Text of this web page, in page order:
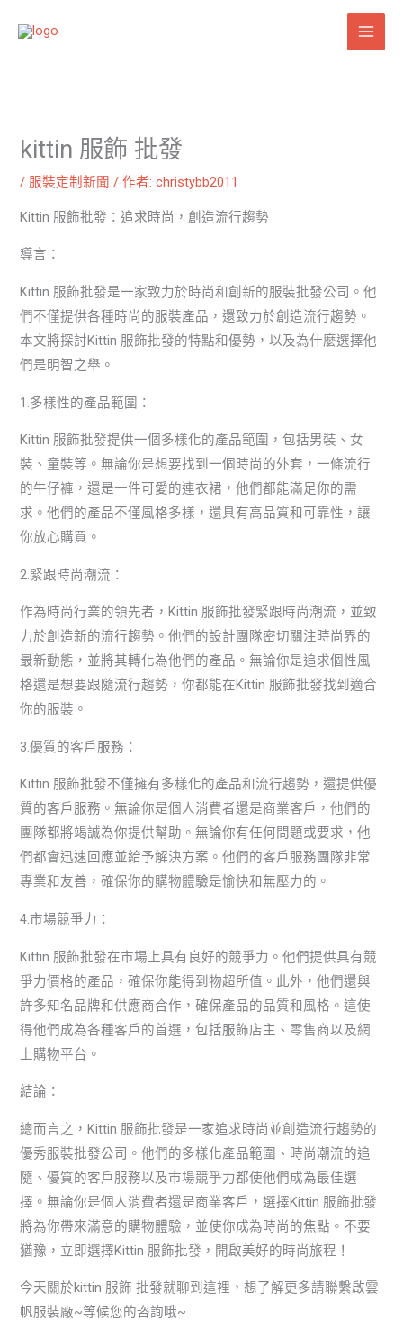
kittin 服飾 批發
/ 服裝定制新聞 / 作者:christybb2011
Kittin 服飾批發：追求時尚，創造流行趨勢
導言：
Kittin 服飾批發是一家致力於時尚和創新的服裝批發公司。他
們不僅提供各種時尚的服裝產品，還致力於創造流行趨勢。
本文將探討Kittin 服飾批發的特點和優勢，以及為什麼選擇他
們是明智之舉。
1.多樣性的產品範圍：
Kittin 服飾批發提供一個多樣化的產品範圍，包括男裝、女
裝、童裝等。無論你是想要找到一個時尚的外套，一條流行
的牛仔褲，還是一件可愛的連衣裙，他們都能滿足你的需
求。他們的產品不僅風格多樣，還具有高品質和可靠性，讓
你放心購買。
2.緊跟時尚潮流：
作為時尚行業的領先者，Kittin 服飾批發緊跟時尚潮流，並致
力於創造新的流行趨勢。他們的設計團隊密切關注時尚界的
最新動態，並將其轉化為他們的產品。無論你是追求個性風
格還是想要跟隨流行趨勢，你都能在Kittin 服飾批發找到適合
你的服裝。
3.優質的客戶服務：
Kittin 服飾批發不僅擁有多樣化的產品和流行趨勢，還提供優
質的客戶服務。無論你是個人消費者還是商業客戶，他們的
團隊都將竭誠為你提供幫助。無論你有任何問題或要求，他
們都會迅速回應並給予解決方案。他們的客戶服務團隊非常
專業和友善，確保你的購物體驗是愉快和無壓力的。
4.市場競爭力：
Kittin 服飾批發在市場上具有良好的競爭力。他們提供具有競
爭力價格的產品，確保你能得到物超所值。此外，他們還與
許多知名品牌和供應商合作，確保產品的品質和風格。這使
得他們成為各種客戶的首選，包括服飾店主、零售商以及網
上購物平台。
結論：
總而言之，Kittin 服飾批發是一家追求時尚並創造流行趨勢的
優秀服裝批發公司。他們的多樣化產品範圍、時尚潮流的追
隨、優質的客戶服務以及市場競爭力都使他們成為最佳選
擇。無論你是個人消費者還是商業客戶，選擇Kittin 服飾批發
將為你帶來滿意的購物體驗，並使你成為時尚的焦點。不要
猶豫，立即選擇Kittin 服飾批發，開啟美好的時尚旅程！
今天關於kittin 服飾 批發就聊到這裡，想了解更多請聯繫啟雲
帆服裝廠~等候您的咨詢哦~